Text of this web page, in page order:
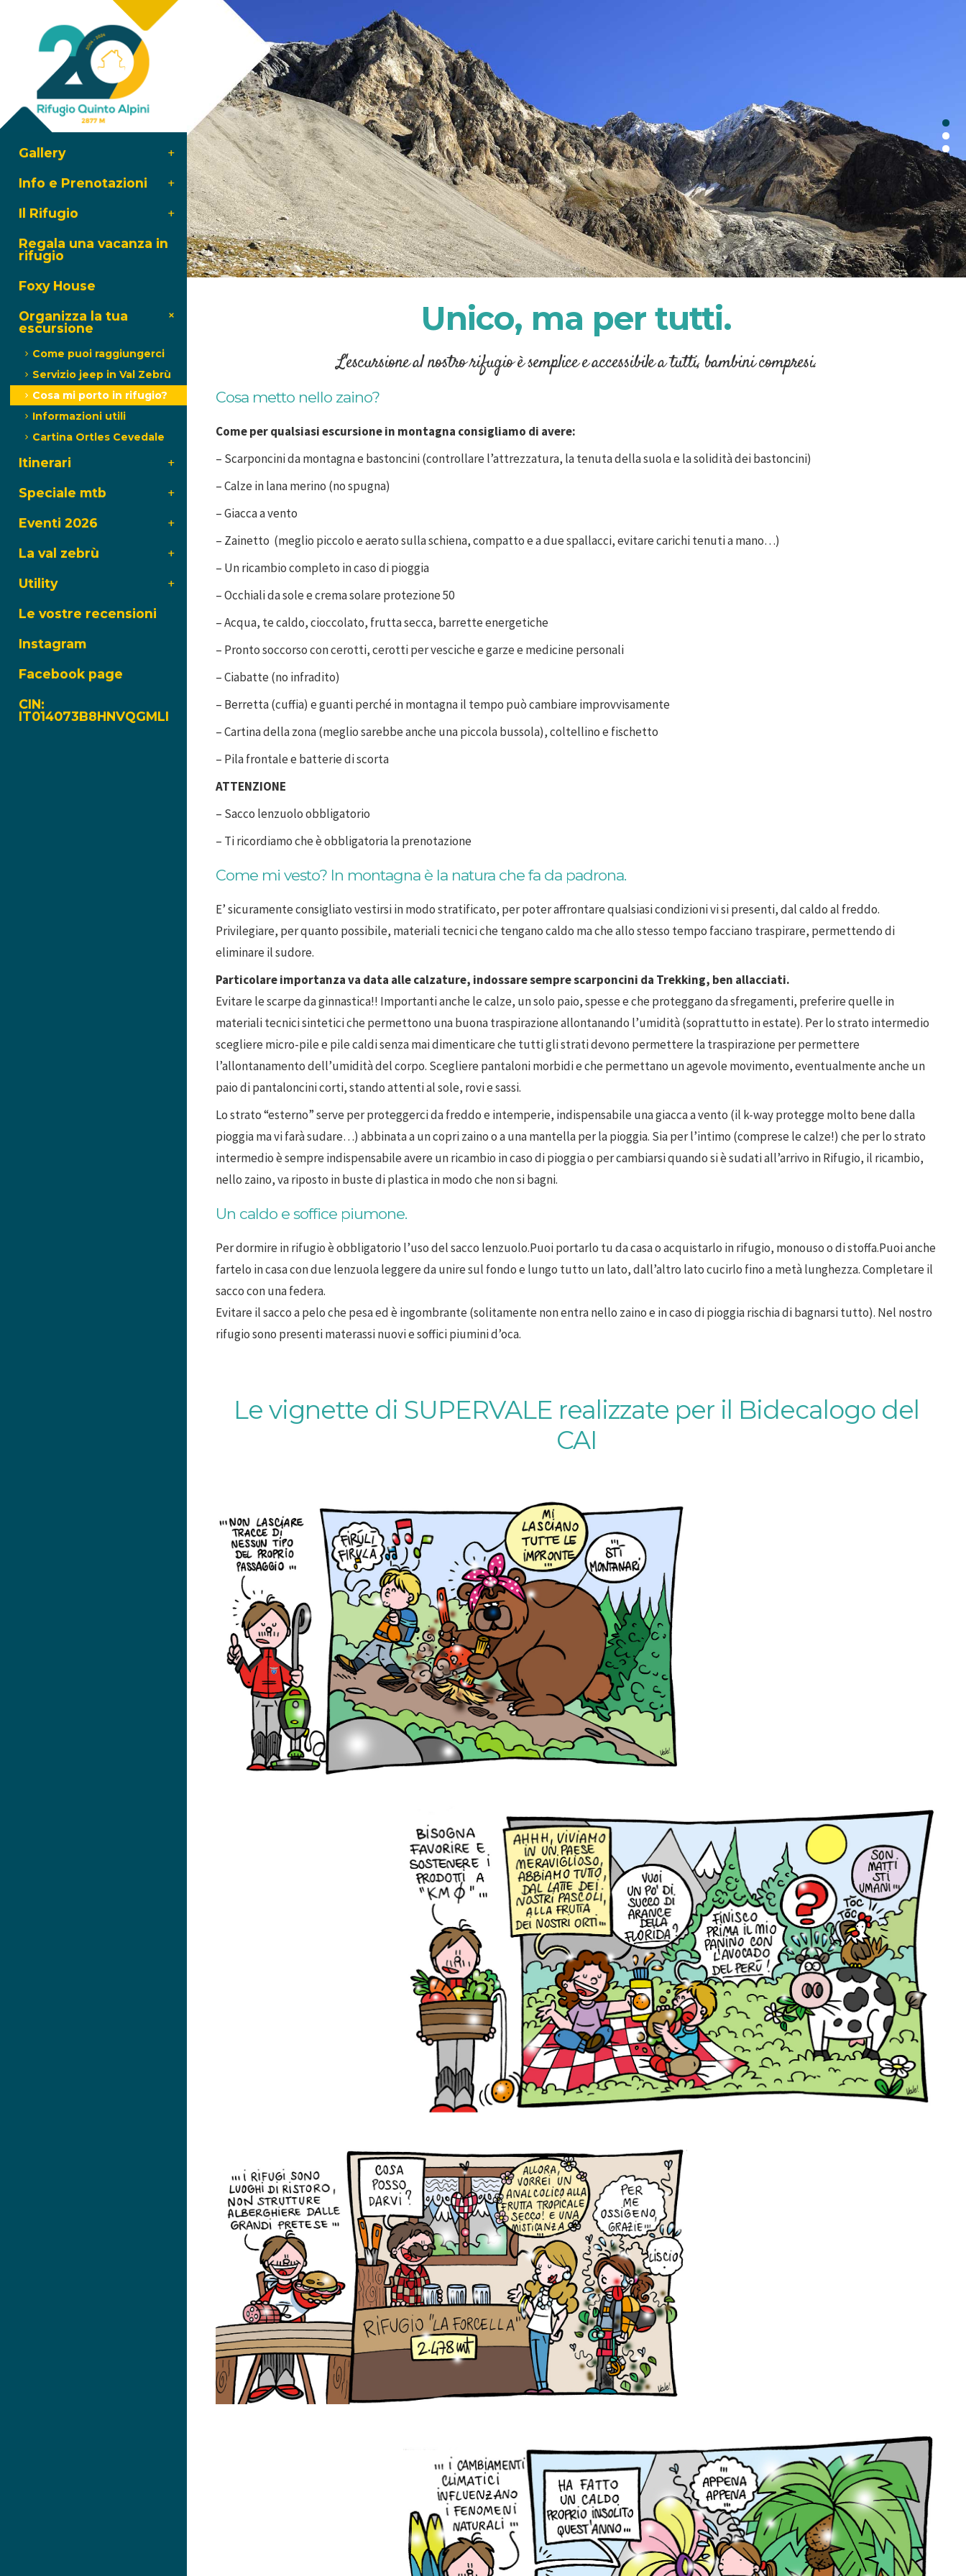
Gallery
Info e Prenotazioni
Il Rifugio
Regala una vacanza in
rifugio
Foxy House
Organizza la tua
escursione
Come puoi raggiungerci
Servizio jeep in Val Zebrù
Cosa mi porto in rifugio?
Informazioni utili
Cartina Ortles Cevedale
Itinerari
Speciale mtb
Eventi 2026
La val zebrù
Utility
Le vostre recensioni
Instagram
Facebook page
CIN:
IT014073B8HNVQGMLI
Unico, ma per tutti.
L'escursione al nostro rifugio è semplice e accessibile a tutti, bambini compresi.
Cosa metto nello zaino?
Come per qualsiasi escursione in montagna consigliamo di avere:
– Scarponcini da montagna e bastoncini (controllare l’attrezzatura, la tenuta della suola e la solidità dei bastoncini)
– Calze in lana merino (no spugna)
– Giacca a vento
– Zainetto (meglio piccolo e aerato sulla schiena, compatto e a due spallacci, evitare carichi tenuti a mano…)
– Un ricambio completo in caso di pioggia
– Occhiali da sole e crema solare protezione 50
– Acqua, te caldo, cioccolato, frutta secca, barrette energetiche
– Pronto soccorso con cerotti, cerotti per vesciche e garze e medicine personali
– Ciabatte (no infradito)
– Berretta (cuffia) e guanti perché in montagna il tempo può cambiare improvvisamente
– Cartina della zona (meglio sarebbe anche una piccola bussola), coltellino e fischetto
– Pila frontale e batterie di scorta
ATTENZIONE
– Sacco lenzuolo obbligatorio
– Ti ricordiamo che è obbligatoria la prenotazione
Come mi vesto? In montagna è la natura che fa da padrona.
E’ sicuramente consigliato vestirsi in modo stratificato, per poter affrontare qualsiasi condizioni vi si presenti, dal caldo al freddo.
Privilegiare, per quanto possibile, materiali tecnici che tengano caldo ma che allo stesso tempo facciano traspirare, permettendo di
eliminare il sudore.
Particolare importanza va data alle calzature, indossare sempre scarponcini da Trekking, ben allacciati.
Evitare le scarpe da ginnastica!! Importanti anche le calze, un solo paio, spesse e che proteggano da sfregamenti, preferire quelle in
materiali tecnici sintetici che permettono una buona traspirazione allontanando l’umidità (soprattutto in estate). Per lo strato intermedio
scegliere micro-pile e pile caldi senza mai dimenticare che tutti gli strati devono permettere la traspirazione per permettere
l’allontanamento dell’umidità del corpo. Scegliere pantaloni morbidi e che permettano un agevole movimento, eventualmente anche un
paio di pantaloncini corti, stando attenti al sole, rovi e sassi.
Lo strato “esterno” serve per proteggerci da freddo e intemperie, indispensabile una giacca a vento (il k-way protegge molto bene dalla
pioggia ma vi farà sudare…) abbinata a un copri zaino o a una mantella per la pioggia. Sia per l’intimo (comprese le calze!) che per lo strato
intermedio è sempre indispensabile avere un ricambio in caso di pioggia o per cambiarsi quando si è sudati all’arrivo in Rifugio, il ricambio,
nello zaino, va riposto in buste di plastica in modo che non si bagni.
Un caldo e soffice piumone.
Per dormire in rifugio è obbligatorio l’uso del sacco lenzuolo.Puoi portarlo tu da casa o acquistarlo in rifugio, monouso o di stoffa.Puoi anche
fartelo in casa con due lenzuola leggere da unire sul fondo e lungo tutto un lato, dall’altro lato cucirlo fino a metà lunghezza. Completare il
sacco con una federa.
Evitare il sacco a pelo che pesa ed è ingombrante (solitamente non entra nello zaino e in caso di pioggia rischia di bagnarsi tutto). Nel nostro
rifugio sono presenti materassi nuovi e soffici piumini d’oca.
Le vignette di SUPERVALE realizzate per il Bidecalogo del
CAI